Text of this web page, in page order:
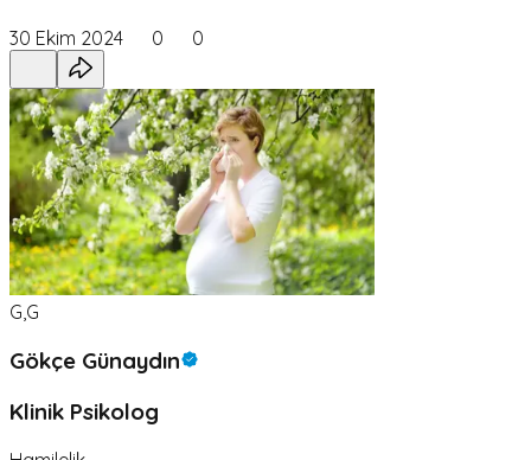
30 Ekim 2024 0 0
G,G
Gökçe Günaydın
Klinik Psikolog